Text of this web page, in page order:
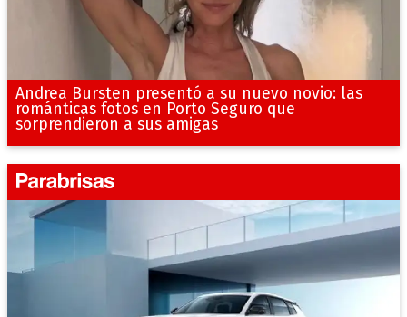
Andrea Bursten presentó a su nuevo novio: las
románticas fotos en Porto Seguro que
sorprendieron a sus amigas